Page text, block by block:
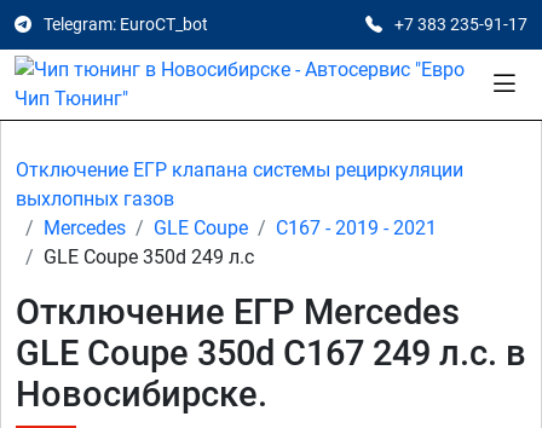
Telegram: EuroCT_bot +7 383 235-91-17
Отключение ЕГР клапана системы рециркуляции
выхлопных газов
Mercedes
GLE Coupe
C167 - 2019 - 2021
GLE Coupe 350d 249 л.с
Отключение ЕГР Mercedes
GLE Coupe 350d C167 249 л.с. в
Новосибирске.